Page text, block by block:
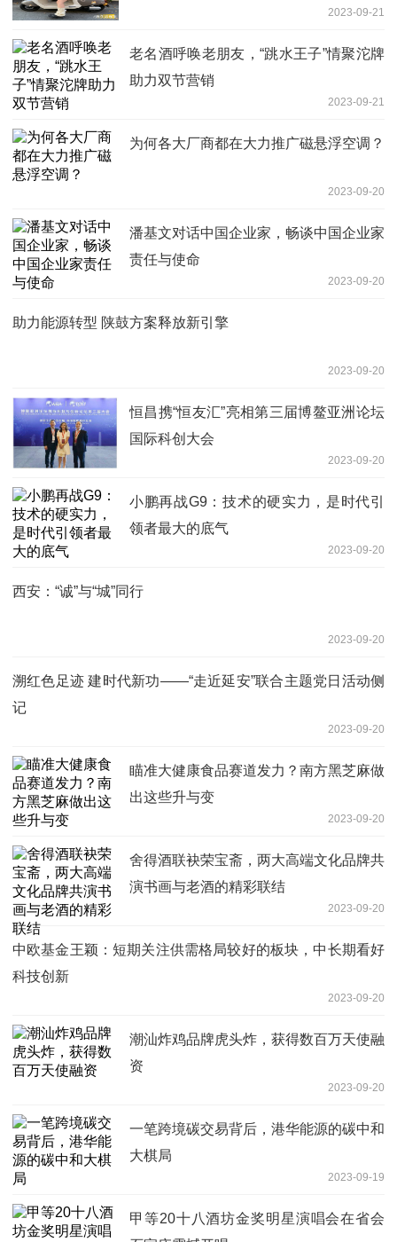
2023-09-21
老名酒呼唤老朋友，“跳水王子”情聚沱牌
助力双节营销
2023-09-21
为何各大厂商都在大力推广磁悬浮空调？
2023-09-20
潘基文对话中国企业家，畅谈中国企业家
责任与使命
2023-09-20
助力能源转型 陕鼓方案释放新引擎
2023-09-20
恒昌携“恒友汇”亮相第三届博鳌亚洲论坛
国际科创大会
2023-09-20
小鹏再战G9：技术的硬实力，是时代引
领者最大的底气
2023-09-20
西安：“诚”与“城”同行
2023-09-20
溯红色足迹 建时代新功——“走近延安”联合主题党日活动侧
记
2023-09-20
瞄准大健康食品赛道发力？南方黑芝麻做
出这些升与变
2023-09-20
舍得酒联袂荣宝斋，两大高端文化品牌共
演书画与老酒的精彩联结
2023-09-20
中欧基金王颖：短期关注供需格局较好的板块，中长期看好
科技创新
2023-09-20
潮汕炸鸡品牌虎头炸，获得数百万天使融
资
2023-09-20
一笔跨境碳交易背后，港华能源的碳中和
大棋局
2023-09-19
甲等20十八酒坊金奖明星演唱会在省会